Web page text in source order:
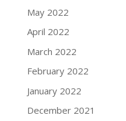
May 2022
April 2022
March 2022
February 2022
January 2022
December 2021